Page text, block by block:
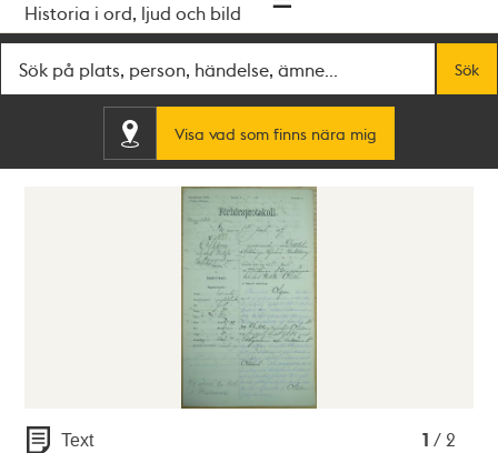
navigationen
huvudinnehållet
Historia i ord, ljud och bild
Sök
Visa vad som finns nära mig
1 / 2
Text